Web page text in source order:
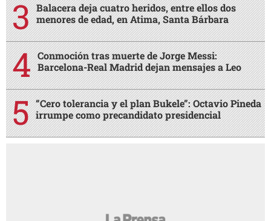
Balacera deja cuatro heridos, entre ellos dos
menores de edad, en Atima, Santa Bárbara
Conmoción tras muerte de Jorge Messi:
Barcelona-Real Madrid dejan mensajes a Leo
“Cero tolerancia y el plan Bukele”: Octavio Pineda
irrumpe como precandidato presidencial